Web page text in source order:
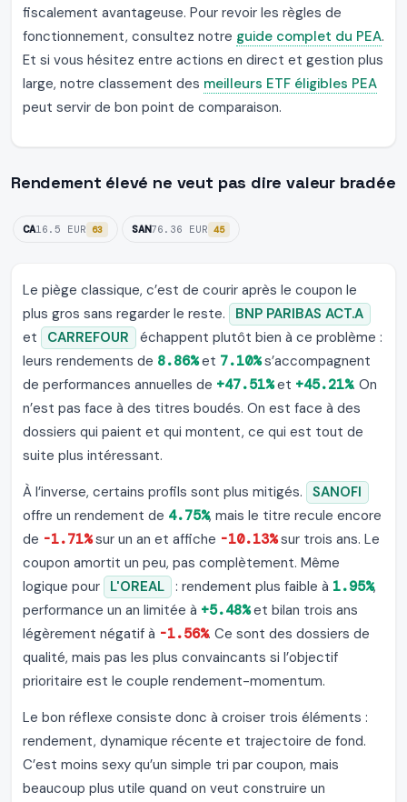
fiscalement avantageuse. Pour revoir les règles de
fonctionnement, consultez notre guide complet du PEA.
Et si vous hésitez entre actions en direct et gestion plus
large, notre classement des meilleurs ETF éligibles PEA
peut servir de bon point de comparaison.
Rendement élevé ne veut pas dire valeur bradée
CA16.5 EUR 63 SAN76.36 EUR 45
Le piège classique, c’est de courir après le coupon le
plus gros sans regarder le reste.
BNP PARIBAS ACT.A
et
CARREFOUR
échappent plutôt bien à ce problème :
leurs rendements de 8.86%et 7.10%s’accompagnent
de performances annuelles de +47.51%et +45.21%. On
n’est pas face à des titres boudés. On est face à des
dossiers qui paient et qui montent, ce qui est tout de
suite plus intéressant.
À l’inverse, certains profils sont plus mitigés.
SANOFI
offre un rendement de 4.75%, mais le titre recule encore
de -1.71%sur un an et affiche -10.13%sur trois ans. Le
coupon amortit un peu, pas complètement. Même
logique pour L'OREAL : rendement plus faible à 1.95%,
performance un an limitée à +5.48%et bilan trois ans
légèrement négatif à -1.56%. Ce sont des dossiers de
qualité, mais pas les plus convaincants si l’objectif
prioritaire est le couple rendement-momentum.
Le bon réflexe consiste donc à croiser trois éléments :
rendement, dynamique récente et trajectoire de fond.
C’est moins sexy qu’un simple tri par coupon, mais
beaucoup plus utile quand on veut construire un